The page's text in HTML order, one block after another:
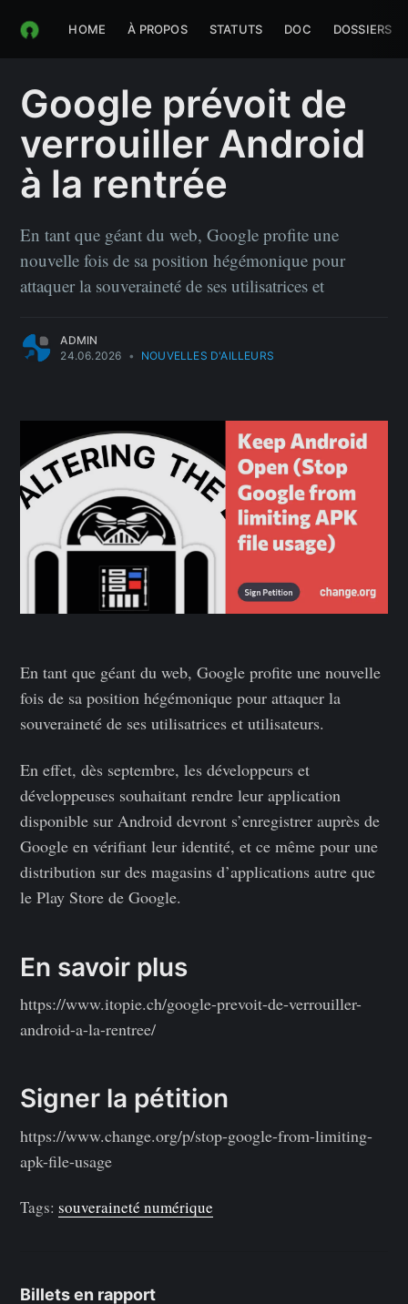
HOME À PROPOS STATUTS DOC DOSSIERS
Google prévoit de
verrouiller Android
à la rentrée
En tant que géant du web, Google profite une
nouvelle fois de sa position hégémonique pour
attaquer la souveraineté de ses utilisatrices et
ADMIN
24.06.2026 • NOUVELLES D'AILLEURS
En tant que géant du web, Google profite une nouvelle
fois de sa position hégémonique pour attaquer la
souveraineté de ses utilisatrices et utilisateurs.
En effet, dès septembre, les développeurs et
développeuses souhaitant rendre leur application
disponible sur Android devront s’enregistrer auprès de
Google en vérifiant leur identité, et ce même pour une
distribution sur des magasins d’applications autre que
le Play Store de Google.
En savoir plus
https://www.itopie.ch/google-prevoit-de-verrouiller-
android-a-la-rentree/
Signer la pétition
https://www.change.org/p/stop-google-from-limiting-
apk-file-usage
Tags:souveraineté numérique
Billets en rapport